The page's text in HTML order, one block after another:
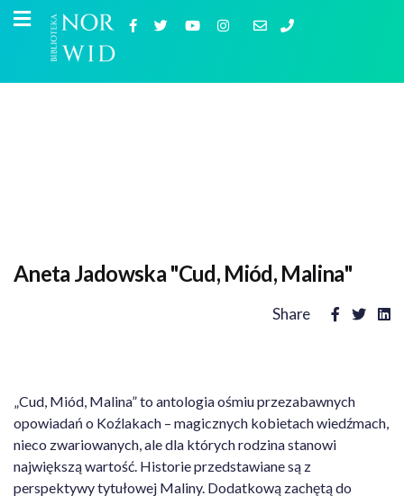
Aneta Jadowska "Cud, Miód, Malina"
Share
„Cud, Miód, Malina” to antologia ośmiu przezabawnych
opowiadań o Koźlakach – magicznych kobietach wiedźmach,
nieco zwariowanych, ale dla których rodzina stanowi
największą wartość. Historie przedstawiane są z
perspektywy tytułowej Maliny. Dodatkową zachętą do